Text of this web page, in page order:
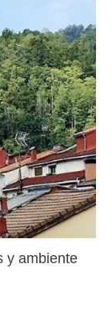
y ambiente